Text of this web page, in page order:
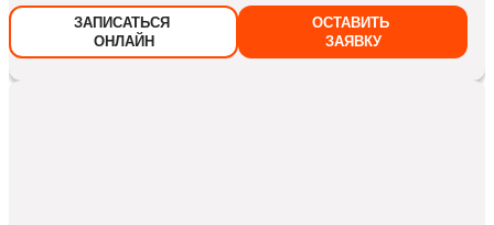
ЗАПИСАТЬСЯ
ОНЛАЙН
ОСТАВИТЬ
ЗАЯВКУ